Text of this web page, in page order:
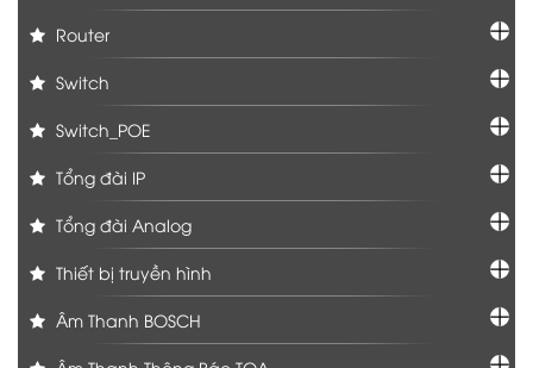
Router
Switch
Switch_POE
Tổng đài IP
Tổng đài Analog
Thiết bị truyền hình
Âm Thanh BOSCH